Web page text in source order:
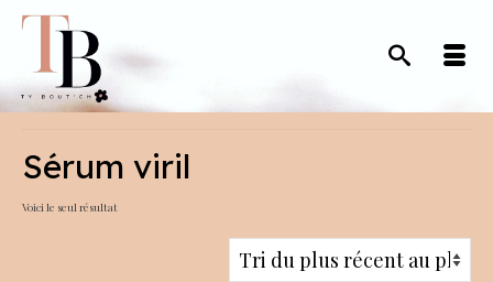
Sérum viril
Voici le seul résultat